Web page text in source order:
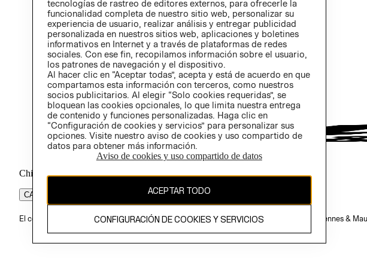
Chile ($)
CAMBIAR REGIÓN
El contenido de esta página web está protegido por copyright y es propiedad de H&M Hennes &
tecnologías de rastreo de editores externos, para ofrecerle la
funcionalidad completa de nuestro sitio web, personalizar su
experiencia de usuario, realizar análisis y entregar publicidad
personalizada en nuestros sitios web, aplicaciones y boletines
informativos en Internet y a través de plataformas de redes
sociales. Con ese fin, recopilamos información sobre el usuario,
los patrones de navegación y el dispositivo.
Al hacer clic en “Aceptar todas”, acepta y está de acuerdo en que
compartamos esta información con terceros, como nuestros
socios publicitarios. Al elegir “Solo cookies requeridas”, se
bloquean las cookies opcionales, lo que limita nuestra entrega
de contenido y funciones personalizadas. Haga clic en
“Configuración de cookies y servicios” para personalizar sus
opciones. Visite nuestro aviso de cookies y uso compartido de
datos para obtener más información.
Aviso de cookies y uso compartido de datos
ACEPTAR TODO
CONFIGURACIÓN DE COOKIES Y SERVICIOS